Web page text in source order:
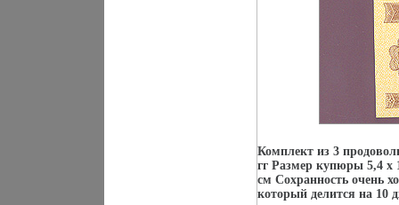
Комплект из 3
гг Размер купюры 5,4 х
см Сохранность очень
который делится на 10